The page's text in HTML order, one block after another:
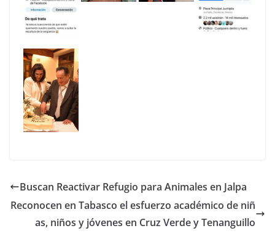
Buscan Reactivar Refugio para Animales en Jalpa
Reconocen en Tabasco el esfuerzo académico de niñ
as, niños y jóvenes en Cruz Verde y Tenanguillo